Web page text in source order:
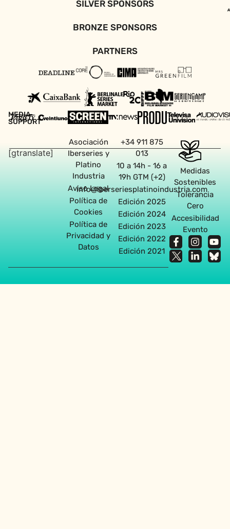
SILVER SPONSORS
BRONZE SPONSORS
PARTNERS
MEDIA
SUPPORT
[gtranslate]
Asociación
Iberseries y
Platino
Industria
Aviso Legal
Política de
Cookies
Política de
Privacidad y
Datos
+34 911 875
013
10 a 14h - 16 a
19h GTM (+2)
info@iberseriesplatinoindustria.com
Edición 2025
Edición 2024
Edición 2023
Edición 2022
Edición 2021
Medidas
Sostenibles
Tolerancia
Cero
Accesibilidad
Evento